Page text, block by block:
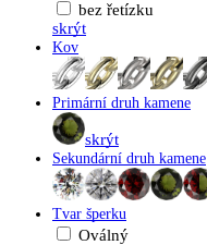
bez řetízku
skrýt
Kov
Primární druh kamene
skrýt
Sekundární druh kamene
Tvar šperku
Oválný